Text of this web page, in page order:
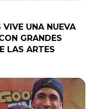
VIVE UNA NUEVA
GRANDES
LAS ARTES